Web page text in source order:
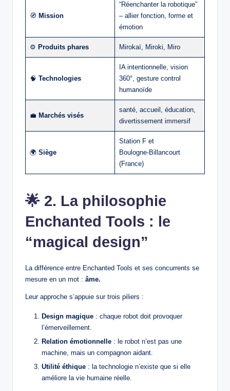
🧭 Mission
“Réenchanter la robotique”
– allier fonction, forme et
émotion
⚙️ Produits phares Mirokaï, Miroki, Miro
🧠 Technologies
IA intentionnelle, vision
360°, gesture control
humanoïde
💼 Marchés visés
santé, accueil, éducation,
divertissement immersif
🌍 Siège
Station F et
Boulogne‑Billancourt
(France)
🌟 2. La philosophie
Enchanted Tools : le
“magical design”
La différence entre Enchanted Tools et ses concurrents se
mesure en un mot : âme.
Leur approche s’appuie sur trois piliers :
Design magique : chaque robot doit provoquer
l’émerveillement.
Relation émotionnelle : le robot n’est pas une
machine, mais un compagnon aidant.
Utilité éthique : la technologie n’existe que si elle
améliore la vie humaine réelle.